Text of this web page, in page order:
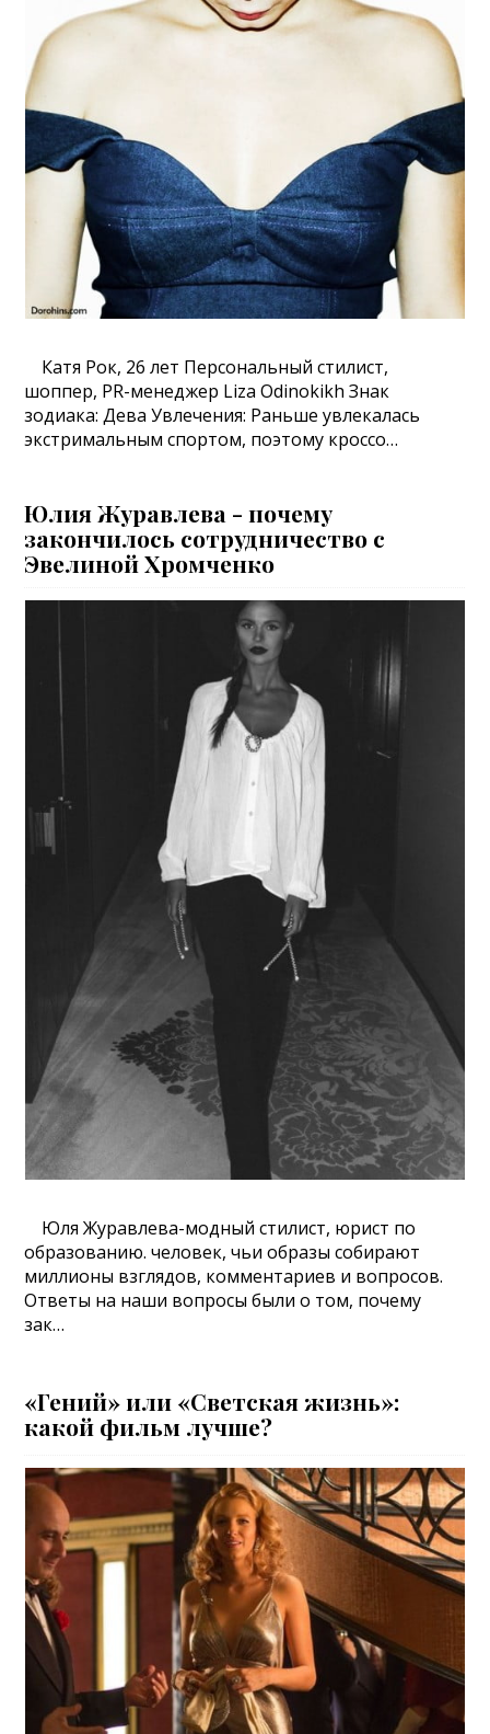
Катя Рок, 26 лет Персональный стилист,
шоппер, PR-менеджер Liza Odinokikh Знак
зодиака: Дева Увлечения: Раньше увлекалась
экстримальным спортом, поэтому кроссо…
Юлия Журавлева - почему
закончилось сотрудничество с
Эвелиной Хромченко
Юля Журавлева-модный стилист, юрист по
образованию. человек, чьи образы собирают
миллионы взглядов, комментариев и вопросов.
Ответы на наши вопросы были о том, почему
зак…
«Гений» или «Светская жизнь»:
какой фильм лучше?